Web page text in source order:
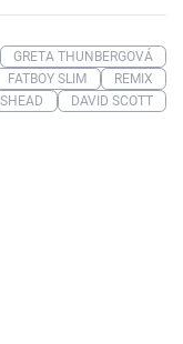
GRETA THUNBERGOVÁ
FATBOY SLIM
REMIX
DAVID SCOTT